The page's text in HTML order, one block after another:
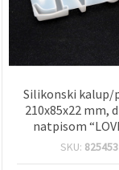
Silikonski kalup/
210x85x22 mm,
natpisom
epoksi smolu i
SKU: 825453